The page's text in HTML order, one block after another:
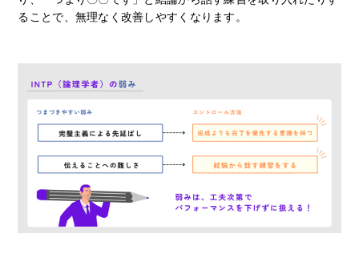
ることで、無理なく改善しやすくなります。